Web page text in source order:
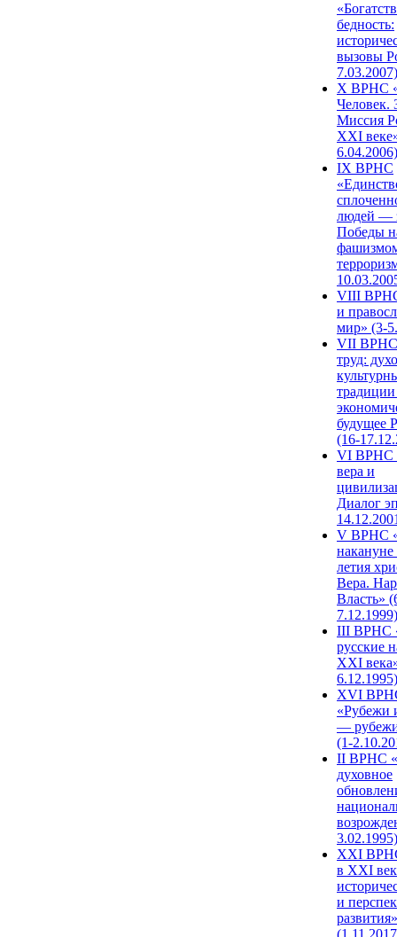
бедность:
вызовы
7.03.2007)
X ВРНС
Человек.
Миссия
XXI
6.04.2006)
IX ВРНС
людей —
Победы
VIII
и
мир» (3-
VII ВРНС
труд:
будущее
(16-
VI ВРНС
вера и
Диалог
V ВРНС
накануне
летия
Вера.
Власть»
7.12.1999)
III ВРНС
русские
XXI
6.12.1995)
XVI
«Рубежи
—
(1-
II ВРНС
духовное
3.02.1995)
XХI
в XXI
и
развития»